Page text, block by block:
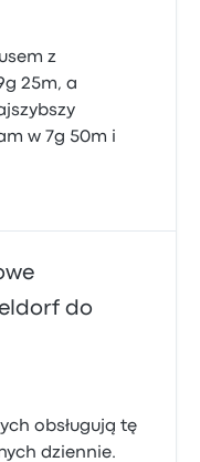
z
25m, a
w 7g 50m i
do
obsługują tę
dziennie.